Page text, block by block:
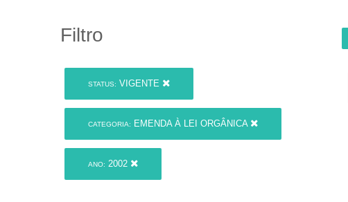
Filtro
STATUS: VIGENTE
CATEGORIA: EMENDA À LEI ORGÂNICA
ANO: 2002